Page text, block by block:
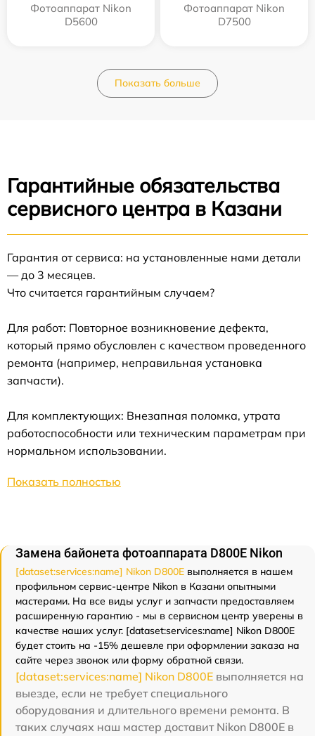
Фотоаппарат Nikon
D5600
Фотоаппарат Nikon
D7500
Показать больше
Гарантийные обязательства
сервисного центра в Казани
Гарантия от сервиса: на установленные нами детали
— до 3 месяцев.
Что считается гарантийным случаем?
Для работ: Повторное возникновение дефекта,
который прямо обусловлен с качеством проведенного
ремонта (например, неправильная установка
запчасти).
Для комплектующих: Внезапная поломка, утрата
работоспособности или техническим параметрам при
нормальном использовании.
Показать полностью
Замена байонета фотоаппарата D800E Nikon
[dataset:services:name] Nikon D800E выполняется в нашем
профильном сервис-центре Nikon в Казани опытными
мастерами. На все виды услуг и запчасти предоставляем
расширенную гарантию - мы в сервисном центр уверены в
качестве наших услуг. [dataset:services:name] Nikon D800E
будет стоить на -15% дешевле при оформлении заказа на
сайте через звонок или форму обратной связи.
[dataset:services:name] Nikon D800E выполняется на
выезде, если не требует специального
оборудования и длительного времени ремонта. В
таких случаях наш мастер доставит Nikon D800E в